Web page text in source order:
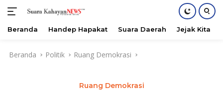
Beranda Handep Hapakat Suara Daerah Jejak Kita
Beranda Politik Ruang Demokrasi
Ruang Demokrasi